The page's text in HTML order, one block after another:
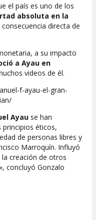
el país es uno de los
absoluta en la
directa de
a su impacto
a Ayau en
videos de él.
f-ayau-el-gran-
Ayau se han
éticos,
de personas libres y
Marroquín. Influyó
creación de otros
concluyó Gonzalo